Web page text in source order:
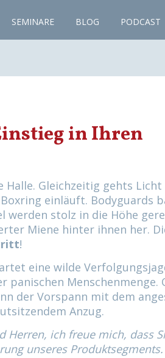
SEMINARE BLOG PODCAST
in Ihren
Gleichzeitig gehts Licht
einläuft. Bodyguards
werden stolz in die Höhe
Miene hinter ihnen her.
!
eine wilde
panischen Menschenmenge.
der Vorspann mit dem
Anzug.
Herren, ich freue mich, dass
unseres